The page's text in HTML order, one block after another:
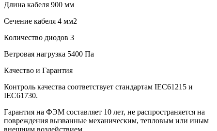
Длина кабеля 900 мм
Сечение кабеля 4 мм2
Количество диодов 3
Ветровая нагрузка 5400 Па
Качество и Гарантия
Контроль качества соответствует стандартам IEC61215 и
IEC61730.
Гарантия на ФЭМ составляет 10 лет, не распространяется на
повреждения вызванные механическим, тепловым или иным